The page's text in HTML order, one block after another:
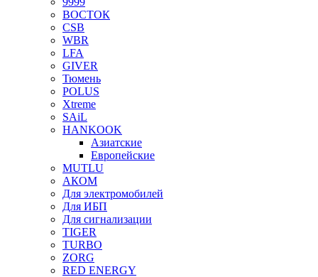
ВОСТОК
CSB
WBR
LFA
GIVER
Тюмень
POLUS
Xtreme
SAiL
HANKOOK
Азиатские
Европейские
MUTLU
АКОМ
Для электромобилей
Для ИБП
Для сигнализации
TIGER
TURBO
ZORG
RED ENERGY